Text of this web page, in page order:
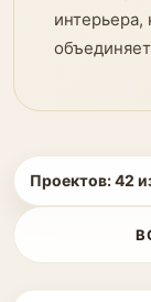
интерьера,
Проектов:42